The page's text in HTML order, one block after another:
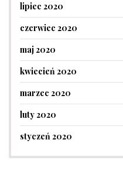
lipiec 2020
czerwiec 2020
maj 2020
kwiecień 2020
marzec 2020
luty 2020
styczeń 2020